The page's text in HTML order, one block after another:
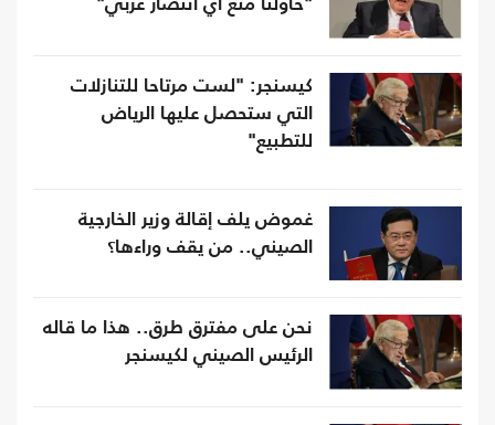
"حاولنا منع أي انتصار عربي"
كيسنجر: "لست مرتاحا للتنازلات
التي ستحصل عليها الرياض
للتطبيع"
غموض يلف إقالة وزير الخارجية
الصيني.. من يقف وراءها؟
نحن على مفترق طرق.. هذا ما قاله
الرئيس الصيني لكيسنجر